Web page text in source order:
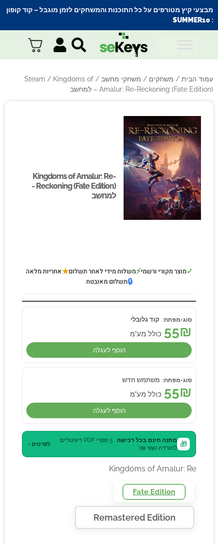
מבצעי קיץ מטורפים על כל התוכנות והמשחקים לזמן מוגבל – קוד קופון
:
SUMMER10
עמוד הבית / משחקים / משחקי מחשב /
Steam / Kingdoms of
Amalur: Re-Reckoning (Fate Edition) – למחשב
Kingdoms of Amalur: Re-
Reckoning (Fate Edition) -
למחשב
Kingdoms of Amalur: Re-
Reckoning (Fate Edition) -
למחשב
✓מוצר מקורי ורשמי⚡משלוח מידי לאחר תשלום★אחריות מלאה
🔒תשלום מאובטח
קוד גלובלי
55₪ כולל מע"מ
הוסף לעגלה
משתמש חדש
55₪ כולל מע"מ
הוסף לעגלה
🎁 מתנה חינם בכל רכישה
· 5 ספרי PDF דיגיטליים
להורדה (שווי ₪)
לפרטים ›
Kingdoms of Amalur: Re
Fate Edition
Remastered Edition